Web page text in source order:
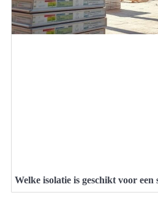
Welke isolatie is geschikt voor een